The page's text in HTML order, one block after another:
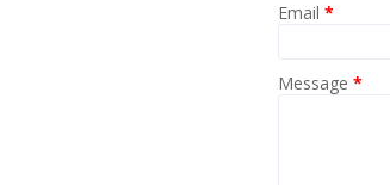
Email *
Message *